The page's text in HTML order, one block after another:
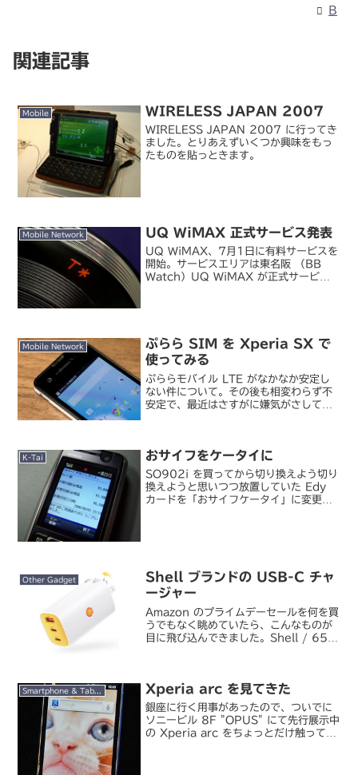
B
関連記事
Mobile WIRELESS JAPAN 2007
WIRELESS JAPAN 2007 に行ってき
ました。とりあえずいくつか興味をもっ
たものを貼っときます。
Mobile Network UQ WiMAX 正式サービス発表
UQ WiMAX、7月1日に有料サービスを
開始。サービスエリアは東名阪 （BB
Watch）UQ WiMAX が正式サービス
Mobile Network
ぷらら SIM を Xperia SX で
使ってみる
ぷららモバイル LTE がなかなか安定し
ない件について。その後も相変わらず不
安定で、最近はさすがに嫌気がさしてこ
てみてダメなら容量無...
K-Tai おサイフをケータイに
SO902i を買ってから切り換えよう切り
換えようと思いつつ放置していた Edy
カードを「おサイフケータイ」に変更。
Other Gadget
Shell ブランドの USB-C チャ
ージャー
Amazon のプライムデーセールを何を買
うでもなく眺めていたら、こんなものが
目に飛び込んできました。Shell / 65W
Xperia arc を見てきた
銀座に行く用事があったので、ついでに
ソニービル 8F "OPUS" にて先行展示中
の Xperia arc をちょっとだけ触ってき